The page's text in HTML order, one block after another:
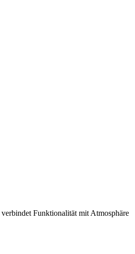
Funktionalität mit Atmosphäre